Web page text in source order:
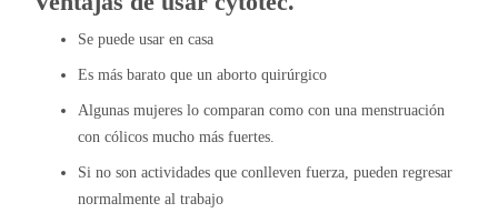
Se puede usar en casa
Es más barato que un aborto quirúrgico
Algunas mujeres lo comparan como con una menstruación
con cólicos mucho más fuertes.
Si no son actividades que conlleven fuerza, pueden regresar
normalmente al trabajo